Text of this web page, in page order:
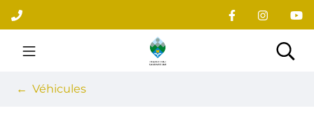
Aller
au
contenu
Site officiel du village
Véhicules